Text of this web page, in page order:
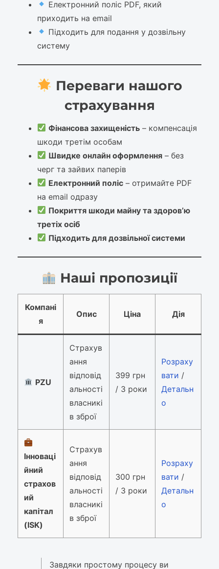
Електронний поліс PDF, який
приходить на email
Підходить для подання у дозвільну
систему
Переваги нашого
страхування
Фінансова захищеність – компенсація
шкоди третім особам
Швидке онлайн оформлення – без
черг та зайвих паперів
Електронний поліс – отримайте PDF
на email одразу
Покриття шкоди майну та здоров’ю
третіх осіб
Підходить для дозвільної системи
Наші пропозиції
Компані
я
Опис Ціна Дія
PZU
Страхув
ання
відповід
альності
власникі
в зброї
399 грн
/ 3 роки
Розраху
вати /
Детальн
о
Інноваці
йний
страхов
ий
капітал
(ISK)
Страхув
ання
відповід
альності
власникі
в зброї
300 грн
/ 3 роки
Розраху
вати /
Детальн
о
Завдяки простому процесу ви